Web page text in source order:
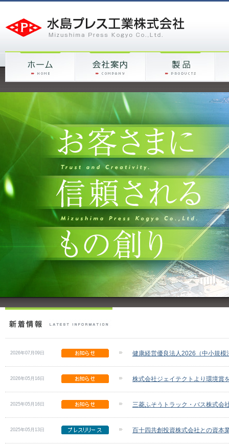
2026年07月09日 健康経営優良法人2026（中小規模
2026年05月16日 株式会社ジェイテクトより環境賞
2025年05月16日 三菱ふそうトラック・バス株式会
2025年05月13日 百十四共創投資株式会社との資本